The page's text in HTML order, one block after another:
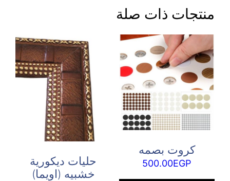
منتجات ذات صلة
كروت بصمه
500.00EGP
حليات ديكورية
خشبيه (اويما)